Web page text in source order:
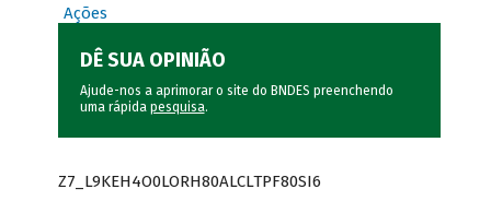
Ações
DÊ SUA OPINIÃO
Ajude-nos a aprimorar o site do BNDES preenchendo
uma rápida pesquisa.
Z7_L9KEH4O0LORH80ALCLTPF80SI6